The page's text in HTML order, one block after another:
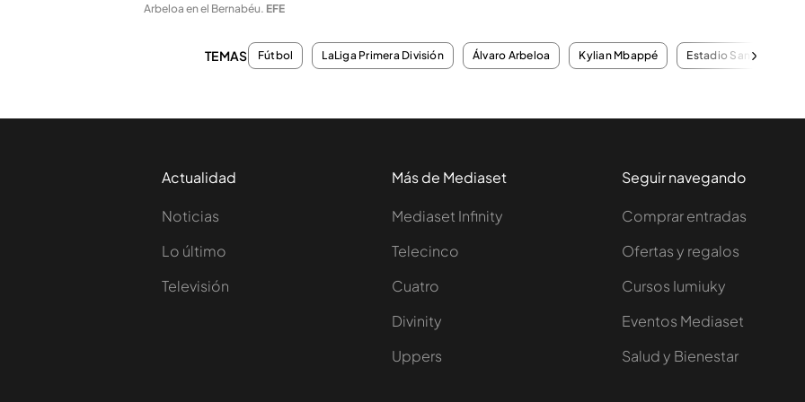
Arbeloa en el Bernabéu. EFE
TEMAS Fútbol LaLiga Primera División Álvaro Arbeloa Kylian Mbappé Estadio Santiago
Actualidad
Noticias
Lo último
Televisión
Más de Mediaset
Mediaset Infinity
Telecinco
Cuatro
Divinity
Uppers
Seguir navegando
Comprar entradas
Ofertas y regalos
Cursos Iumiuky
Eventos Mediaset
Salud y Bienestar